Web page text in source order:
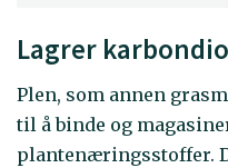
Lagrer
Plen, som annen
til å binde og
plantenæringsstoffer.